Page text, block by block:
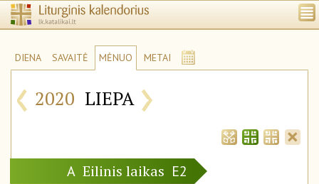
DIENA SAVAITĖ MĖNUO METAI
‹ 2020 LIEPA ›
A Eilinis laikas E2